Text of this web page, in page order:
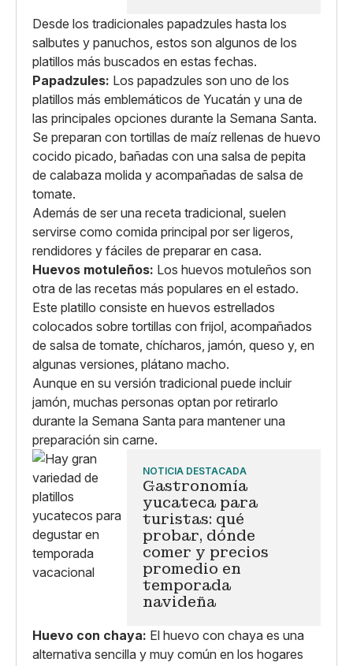
Desde los tradicionales papadzules hasta los
salbutes y panuchos, estos son algunos de los
platillos más buscados en estas fechas.
Papadzules: Los papadzules son uno de los
platillos más emblemáticos de Yucatán y una de
las principales opciones durante la Semana Santa.
Se preparan con tortillas de maíz rellenas de huevo
cocido picado, bañadas con una salsa de pepita
de calabaza molida y acompañadas de salsa de
tomate.
Además de ser una receta tradicional, suelen
servirse como comida principal por ser ligeros,
rendidores y fáciles de preparar en casa.
Huevos motuleños: Los huevos motuleños son
otra de las recetas más populares en el estado.
Este platillo consiste en huevos estrellados
colocados sobre tortillas con frijol, acompañados
de salsa de tomate, chícharos, jamón, queso y, en
algunas versiones, plátano macho.
Aunque en su versión tradicional puede incluir
jamón, muchas personas optan por retirarlo
durante la Semana Santa para mantener una
preparación sin carne.
NOTICIA DESTACADA
Gastronomía
yucateca para
turistas: qué
probar, dónde
comer y precios
promedio en
temporada
navideña
Huevo con chaya: El huevo con chaya es una
alternativa sencilla y muy común en los hogares